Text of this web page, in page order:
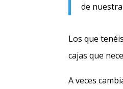
de
Los que
cajas que
A veces